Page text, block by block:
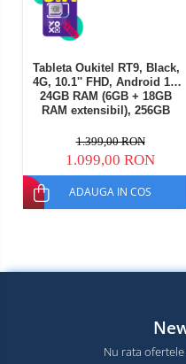
Tableta Oukitel RT9, Black,
4G, 10.1'' FHD, Android 14,
24GB RAM (6GB + 18GB
RAM extensibil), 256GB
11000mAh, Dual SIM
1.399,00 RON
1.099,00 RON
ADAUGA IN COS
Nu rata